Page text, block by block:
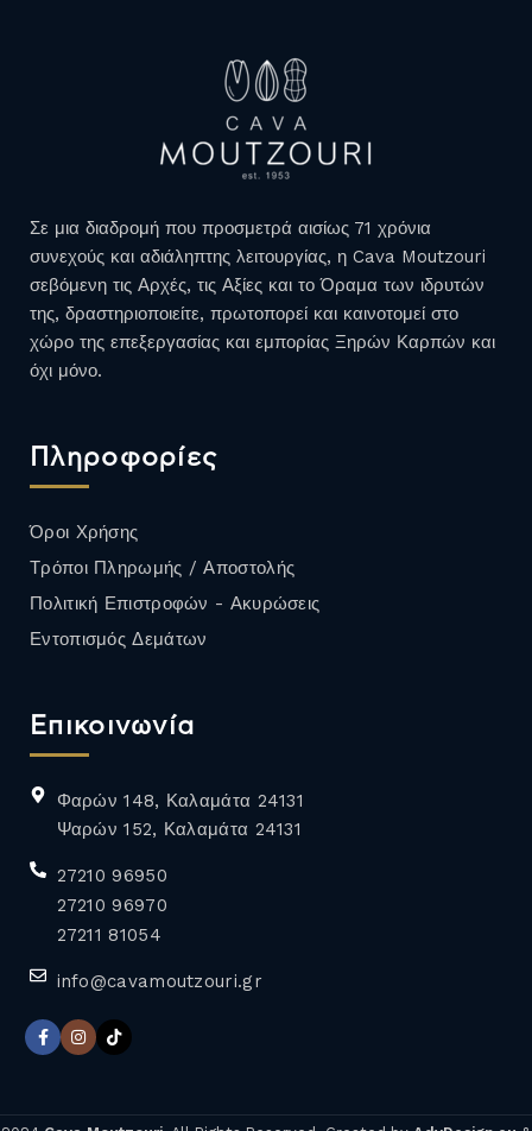
Σε μια διαδρομή που προσμετρά αισίως 71 χρόνια
συνεχούς και αδιάληπτης λειτουργίας, η Cava Moutzouri
σεβόμενη τις Αρχές, τις Αξίες και το Όραμα των ιδρυτών
της, δραστηριοποιείτε, πρωτοπορεί και καινοτομεί στο
χώρο της επεξεργασίας και εμπορίας Ξηρών Καρπών και
όχι μόνο.
Πληροφορίες
Όροι Χρήσης
Τρόποι Πληρωμής / Αποστολής
Πολιτική Επιστροφών - Ακυρώσεις
Εντοπισμός Δεμάτων
Επικοινωνία
Φαρών 148, Καλαμάτα 24131
Ψαρών 152, Καλαμάτα 24131
27210 96950
27210 96970
27211 81054
info@cavamoutzouri.gr